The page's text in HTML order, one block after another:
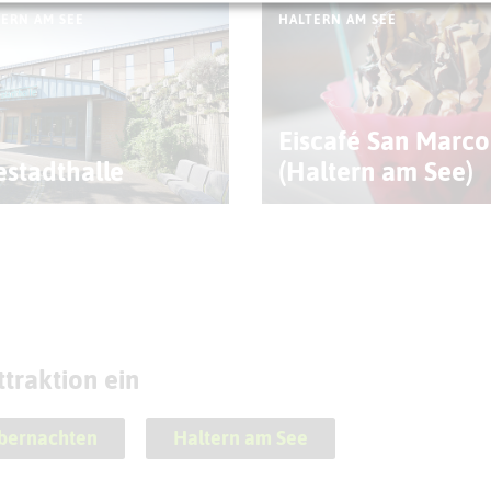
HALTERN AM SEE
Eiscafé San Marco
(Haltern am See)
ein
Haltern am See